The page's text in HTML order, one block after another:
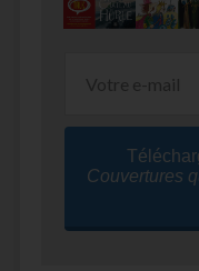
Couvertures